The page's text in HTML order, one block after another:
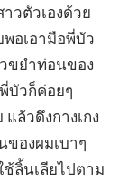
วตัวเองด้วย
พอเอามือพี่บัว
ขยำท่อนของ
บัวก็ค่อยๆ
ล้วดึงกางเกง
องผมเบาๆ
ช้ลิ้นเลียไปตาม